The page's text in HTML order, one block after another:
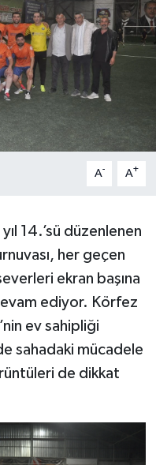
A- A+
14.’sü düzenlenen
her geçen
ekran başına
ediyor. Körfez
ev sahipliği
sahadaki mücadele
de dikkat